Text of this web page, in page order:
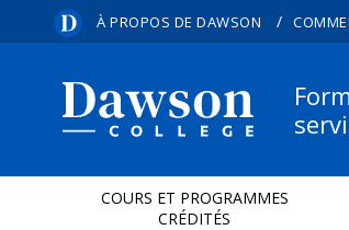
À PROPOS DE DAWSON /
COURS ET PROGRAMMES
CRÉDITÉS